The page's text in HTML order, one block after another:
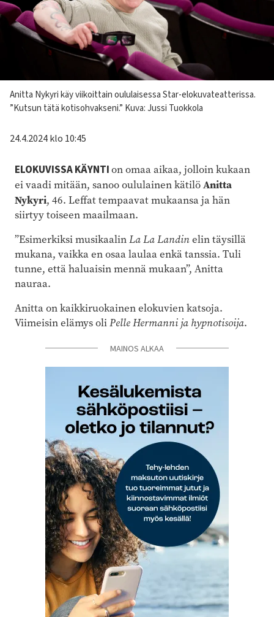
Kuvateksti
Anitta Nykyri käy viikoittain oululaisessa Star-elokuvateatterissa.
”Kutsun tätä kotisohvakseni.” Kuva: Jussi Tuokkola
24.4.2024 klo 10:45
ELOKUVISSA KÄYNTIon omaa aikaa, jolloin kukaan
ei vaadi mitään, sanoo oululainen kätilöAnitta
Nykyri, 46. Leffat tempaavat mukaansa ja hän
siirtyy toiseen maailmaan.
”Esimerkiksi musikaalinLa La Landinelin täysillä
mukana, vaikka en osaa laulaa enkä tanssia. Tuli
tunne, että haluaisin mennä mukaan”, Anitta
nauraa.
Anitta on kaikkiruokainen elokuvien katsoja.
Viimeisin elämys oliPelle Hermanni ja hypnotisoija.
MAINOS ALKAA